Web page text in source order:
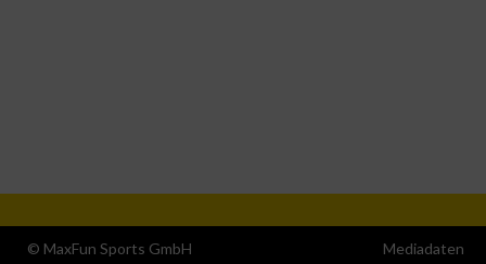
© MaxFun Sports GmbH
Mediadaten